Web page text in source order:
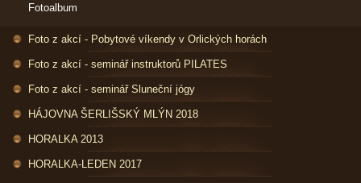
Fotoalbum
Foto z akcí - Pobytové víkendy v Orlických horách
Foto z akcí - seminář instruktorů PILATES
Foto z akcí - seminář Sluneční jógy
HÁJOVNA ŠERLIŠSKÝ MLÝN 2018
HORALKA 2013
HORALKA-LEDEN 2017